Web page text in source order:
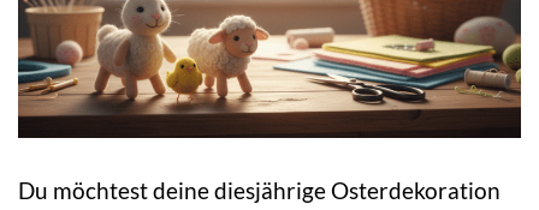
Du möchtest deine diesjährige Osterdekoration